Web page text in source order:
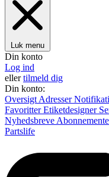
Luk menu
Din konto
Log ind
ellertilmeld dig
Din konto:
Oversigt Adresser
FavoritterEtiketdesigner
Nyhedsbreve
Partslife